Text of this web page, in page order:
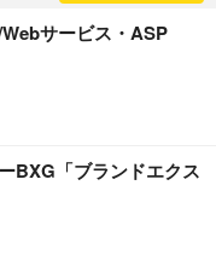
サービス・ASP
BXG「ブランドエクス